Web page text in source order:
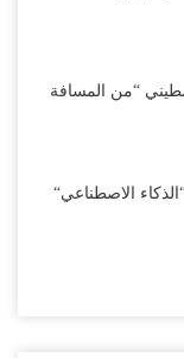
“من المسافة
الاصطناعي“